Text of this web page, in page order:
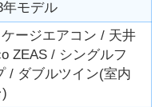
年モデル
ージエアコン / 天井
ZEAS / シングルフ
/ ダブルツイン(室内